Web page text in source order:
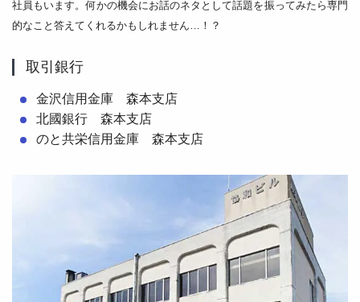
社員もいます。何かの機会にお話のネタとして話題を振ってみたら専門
的なこと答えてくれるかもしれません…！？
取引銀行
金沢信用金庫 森本支店
北國銀行 森本支店
のと共栄信用金庫 森本支店